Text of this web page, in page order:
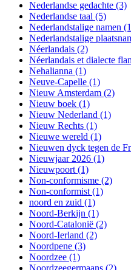
Nederlandse gedachte (3)
Nederlandse taal (5)
Nederlandstalige namen
Nederlandstalige
Néerlandais (2)
Néerlandais et dialecte
Nehalianna (1)
Neuve-Capelle (1)
Nieuw Amsterdam (2)
Nieuw boek (1)
Nieuw Nederland (1)
Nieuw Rechts (1)
Nieuwe wereld (1)
Nieuwen dyck tegen de
Nieuwjaar 2026 (1)
Nieuwpoort (1)
Non-conformisme (2)
Non-conformist (1)
noord en zuid (1)
Noord-Berkijn (1)
Noord-Catalonië (2)
Noord-Ierland (2)
Noordpene (3)
Noordzee (1)
Noordzeegermaans (2)